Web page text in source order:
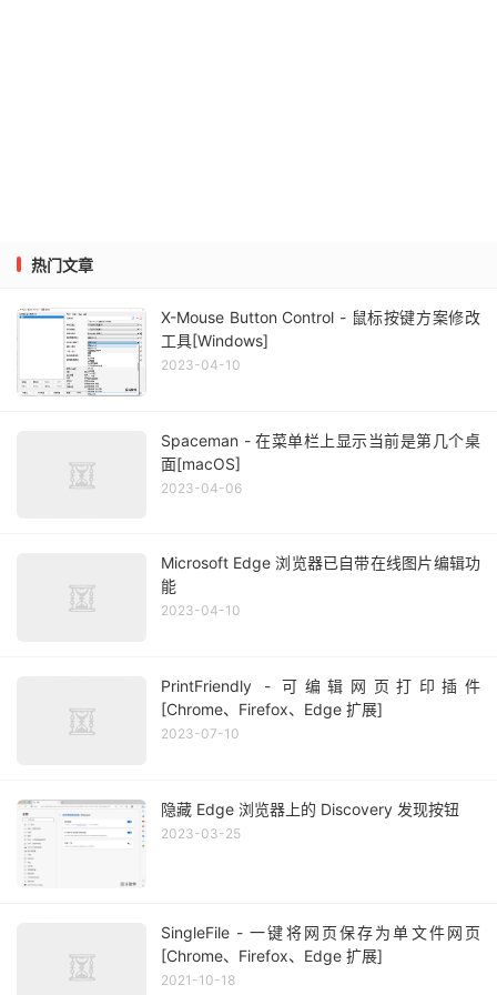
热门文章
X-Mouse Button Control - 鼠标按键方案修改
工具[Windows]
2023-04-10
Spaceman - 在菜单栏上显示当前是第几个桌
面[macOS]
2023-04-06
Microsoft Edge 浏览器已自带在线图片编辑功
能
2023-04-10
PrintFriendly - 可编辑网页打印插件
[Chrome、Firefox、Edge 扩展]
2023-07-10
隐藏 Edge 浏览器上的 Discovery 发现按钮
2023-03-25
SingleFile - 一键将网页保存为单文件网页
[Chrome、Firefox、Edge 扩展]
2021-10-18